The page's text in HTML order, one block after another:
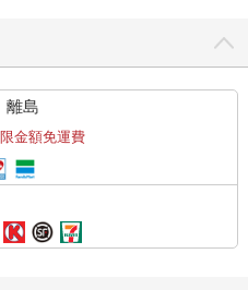
是有限的，所以運動越劇烈、
動完之後，提高粒線體的數目
運動，這就叫做「向上適
（Dr. John Hollosky）就發
肌肉裡面的粒線體酵素活性，
，我們可以很清楚地看到，運
粒線體健康是身體健康的基
簡便的方法。
離島
金額免運費